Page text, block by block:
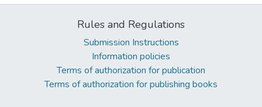
Rules and Regulations
Submission Instructions
Information policies
Terms of authorization for publication
Terms of authorization for publishing books